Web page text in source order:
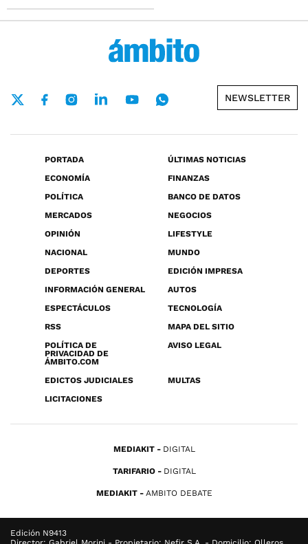
NEWSLETTER
PORTADA
ÚLTIMAS NOTICIAS
ECONOMÍA
FINANZAS
POLÍTICA
BANCO DE DATOS
MERCADOS
NEGOCIOS
OPINIÓN
LIFESTYLE
NACIONAL
MUNDO
DEPORTES
EDICIÓN IMPRESA
INFORMACIÓN GENERAL
AUTOS
ESPECTÁCULOS
TECNOLOGÍA
RSS
MAPA DEL SITIO
POLÍTICA DE
PRIVACIDAD DE
ÁMBITO.COM
AVISO LEGAL
EDICTOS JUDICIALES
MULTAS
LICITACIONES
MEDIAKIT DIGITAL
TARIFARIO DIGITAL
MEDIAKIT AMBITO DEBATE
Edición N9413